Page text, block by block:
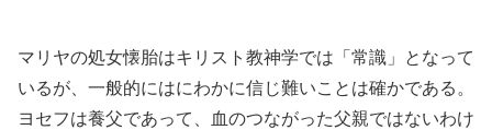
マリヤの処女懐胎はキリスト教神学では「常識」となって
いるが、一般的にはにわかに信じ難いことは確かである。
ヨセフは養父であって、血のつながった父親ではないわけ